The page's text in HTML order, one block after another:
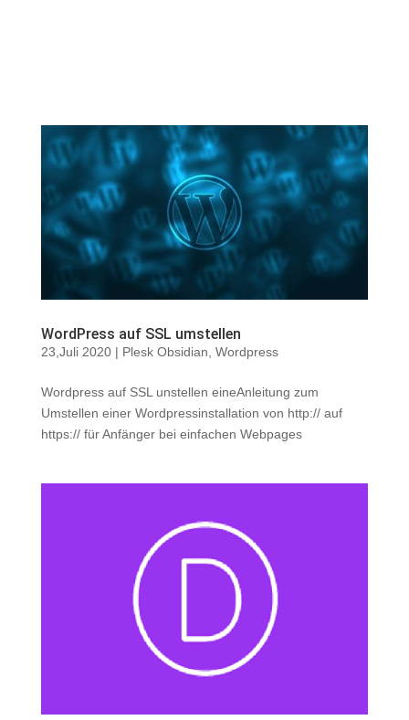
WordPress auf SSL umstellen
23,Juli 2020| Plesk Obsidian Wordpress
Wordpress auf SSL unstellen eineAnleitung zum
Umstellen einer Wordpressinstallation von http:// auf
https:// für Anfänger bei einfachen Webpages